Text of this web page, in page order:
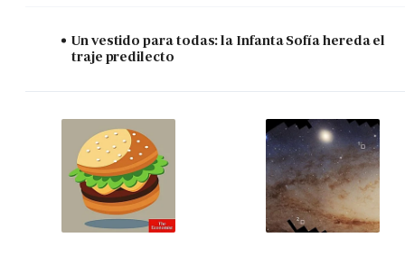
Un vestido para todas: la Infanta Sofía hereda el
traje predilecto